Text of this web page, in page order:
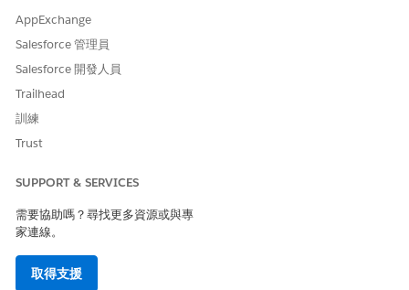
高 (7.0–8.9)。
風險影響考量事項
無法實作結構化輪換原則,讓單一已入侵的密碼無限期保持為可行的
進入點,進而可能導致大規模的資料外洩,標準監視無法偵測到。
風險愈高時機
當多個管理員手動處理認證時,或當同一個密碼在各種散佈式伺服器
低度風險時機
如果公司使用專屬金鑰管理服務來取用 API 產生的機密,並強制執行
AppExchange
Salesforce 管理員
Salesforce 開發人員
Trailhead
訓練
Trust
SUPPORT & SERVICES
需要協助嗎？尋找更多資源或與專
家連線。
取得支援